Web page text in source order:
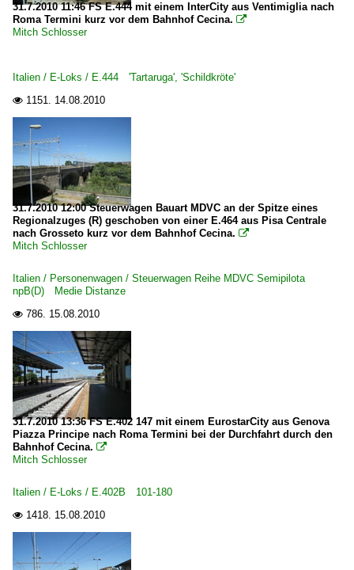
31.7.2010 11:46 FS E.444 mit einem InterCity aus Ventimiglia nach
Roma Termini kurz vor dem Bahnhof Cecina. 
Mitch Schlosser
Italien / E-Loks / E.444 'Tartaruga', 'Schildkröte'
 1151. 14.08.2010
31.7.2010 12:00 Steuerwagen Bauart MDVC an der Spitze eines
Regionalzuges (R) geschoben von einer E.464 aus Pisa Centrale
nach Grosseto kurz vor dem Bahnhof Cecina. 
Mitch Schlosser
Italien / Personenwagen / Steuerwagen Reihe MDVC Semipilota
npB(D) Medie Distanze
 786. 15.08.2010
31.7.2010 13:36 FS E.402 147 mit einem EurostarCity aus Genova
Piazza Principe nach Roma Termini bei der Durchfahrt durch den
Bahnhof Cecina. 
Mitch Schlosser
Italien / E-Loks / E.402B 101-180
 1418. 15.08.2010